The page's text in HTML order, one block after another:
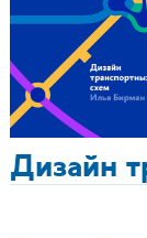
Дизайн